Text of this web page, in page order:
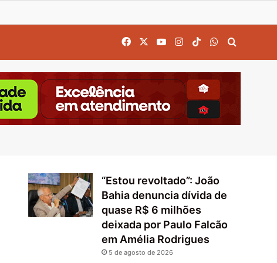
FacebookYouTubeInstagram
TikTokWhatsApp
“Estou revoltado”: João
Bahia denuncia dívida de
quase R$ 6 milhões
deixada por Paulo Falcão
em Amélia Rodrigues
5 de agosto de 2026